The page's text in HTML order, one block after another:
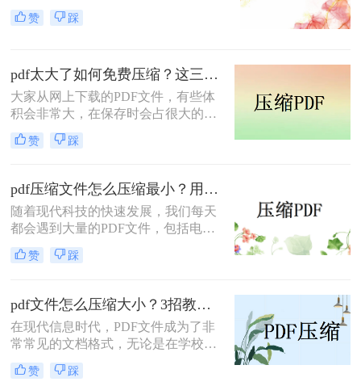
们会发现PDF文件的大小过大，这给
我们上传、下载和分享文件带来了很
帮助你压缩PDF文件大小，提高文件
的传输速度。
赞 踩
pdf太大了如何免费压缩？这三种方法快来尝试下吧！
大家从网上下载的PDF文件，有些体
积会非常大，在保存时会占很大的空
间，这时候最好是对文件做压缩处
理。下面小编就给大家介绍pdf太大了
法。
赞 踩
pdf压缩文件怎么压缩最小？用这几招PDF文件轻松压缩！
随着现代科技的快速发展，我们每天
都会遇到大量的PDF文件，包括电子
书、营销手册、报告等等。然而，这
些文件通常占用大量的存储空间，给
负担。为了解决这个问题，我们需要
学会如何将PDF文件进行压缩，以便
节省存储空间，并方便文件的传输和
分享。
赞 踩
pdf文件怎么压缩大小？3招教会你！
在现代信息时代，PDF文件成为了非
常常见的文档格式，无论是在学校、
办公室还是个人日常生活中。然而，
随着PDF文件的增加，其文件大小也
赞 踩